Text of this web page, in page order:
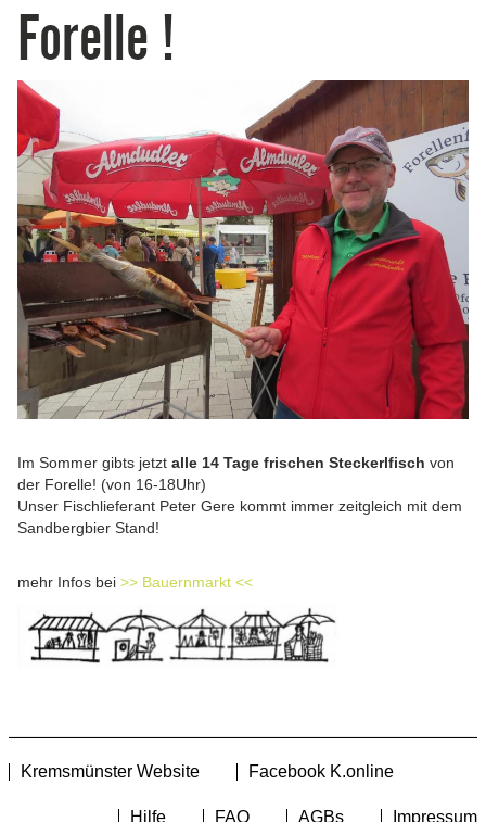
Forelle !
Im Sommer gibts jetzt alle 14 Tage frischen Steckerlfisch von
der Forelle! (von 16-18Uhr)
Unser Fischlieferant Peter Gere kommt immer zeitgleich mit dem
Sandbergbier Stand!
mehr Infos bei >> Bauernmarkt <<
Kremsmünster Website Facebook K.online
Hilfe FAQ AGBs Impressum